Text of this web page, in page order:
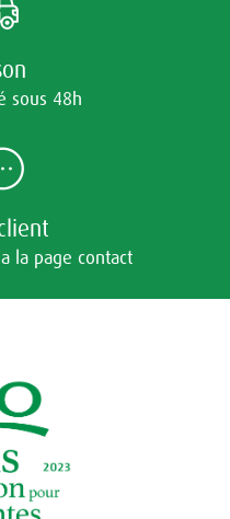
sous 48h
la page contact